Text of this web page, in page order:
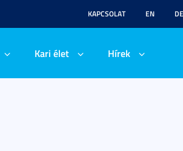
KAPCSOLAT EN DE
Kari élet Hírek